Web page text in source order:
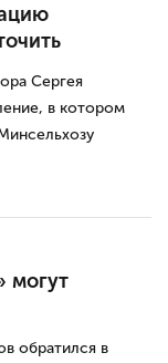
Сергея
в котором
могут
обратился в